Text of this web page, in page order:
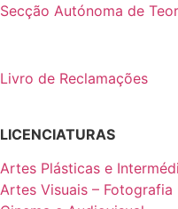
Secção Autónoma de
Livro de Reclamações
LICENCIATURAS
Artes Plásticas e
Artes Visuais – Fotografia